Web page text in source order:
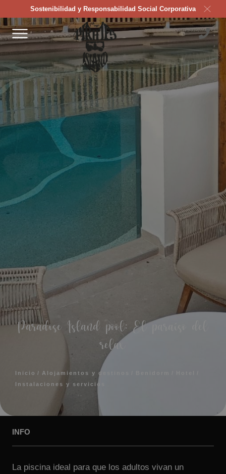
Sostenibilidad y Responsabilidad Social Corporativa
Paradise Island pool: El paraíso del
relax
Inicio Alojamientos y destinos
Instalaciones y servicios
INFO
La piscina ideal para que los adultos vivan un